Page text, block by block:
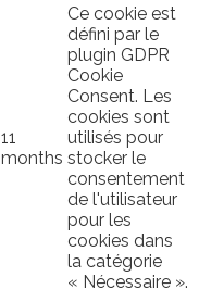
11
months
Ce cookie est
défini par le
plugin GDPR
Cookie
Consent. Les
cookies sont
utilisés pour
stocker le
consentement
de l'utilisateur
pour les
cookies dans
la catégorie
« Nécessaire ».